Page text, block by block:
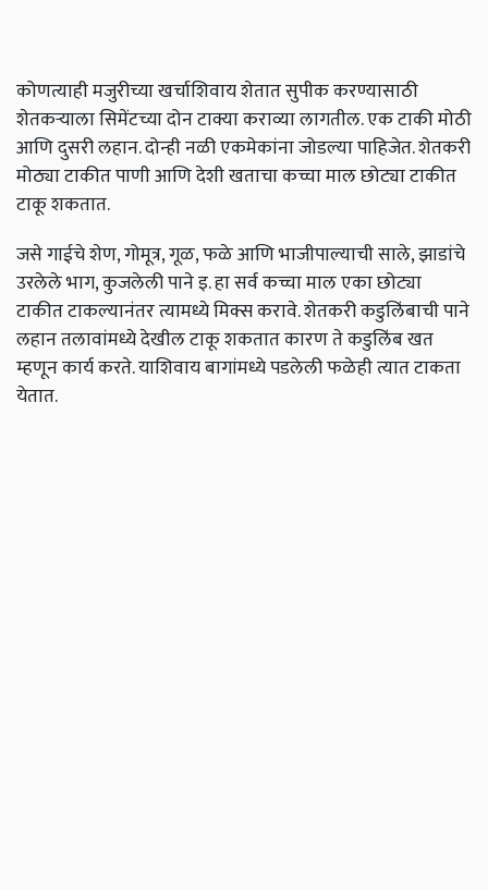
कोणत्याही मजुरीच्या खर्चाशिवाय शेतात सुपीक करण्यासाठी
शेतकऱ्याला सिमेंटच्या दोन टाक्या कराव्या लागतील. एक टाकी मोठी
आणि दुसरी लहान. दोन्ही नळी एकमेकांना जोडल्या पाहिजेत. शेतकरी
मोठ्या टाकीत पाणी आणि देशी खताचा कच्चा माल छोट्या टाकीत
टाकू शकतात.
जसे गाईचे शेण, गोमूत्र, गूळ, फळे आणि भाजीपाल्याची साले, झाडांचे
उरलेले भाग, कुजलेली पाने इ. हा सर्व कच्चा माल एका छोट्या
टाकीत टाकल्यानंतर त्यामध्ये मिक्स करावे. शेतकरी कडुलिंबाची पाने
लहान तलावांमध्ये देखील टाकू शकतात कारण ते कडुलिंब खत
म्हणून कार्य करते. याशिवाय बागांमध्ये पडलेली फळेही त्यात टाकता
येतात.